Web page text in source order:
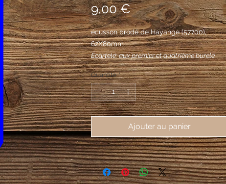
9,00 €Prix
écusson brodé de Hayange (57700),
62X80mm
Écartelé: aux premier et quatrième burelé
d'argent et d'azur, au lion de gueules à la
queue fourchue et passée en sautoir,
lampassé et couronné d'or, aux deuxième et
troisième d'azur à deux bars adossés d'or,
cantonnés de quatre croisettes recroisetées
au pied fiché du même; à deux marteaux de
sable passés en sautoir brochant sur le tout.
Quantité *
Ajouter au panier